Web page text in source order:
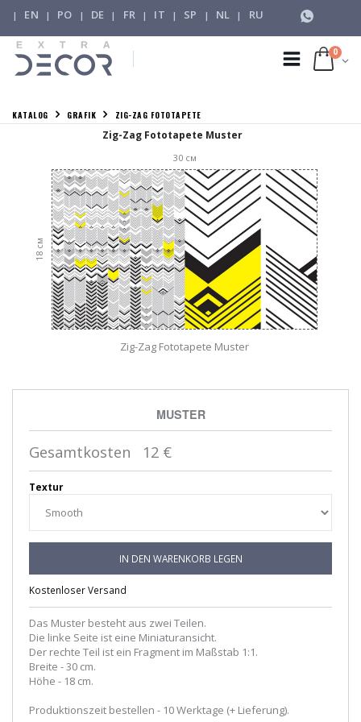
| EN | PO | DE | FR | IT | SP | NL | RU
0
KATALOG GRAFIK ZIG-ZAG FOTOTAPETE
Zig-Zag Fototapete Muster
30см
18
см
Zig-Zag Fototapete Muster
MUSTER
Gesamtkosten 12 €
Textur
IN DEN WARENKORB LEGEN
Kostenloser Versand
Das Muster besteht aus zwei Teilen.
Die linke Seite ist eine Miniaturansicht.
Der rechte Teil ist ein Fragment im Maßstab 1:1.
Breite - 30 cm.
Höhe - 18 cm.
Produktionszeit bestellen - 10 Werktage (+ Lieferung).